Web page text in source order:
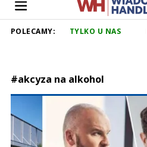
POLECAMY: TYLKO U NAS
#akcyza na alkohol